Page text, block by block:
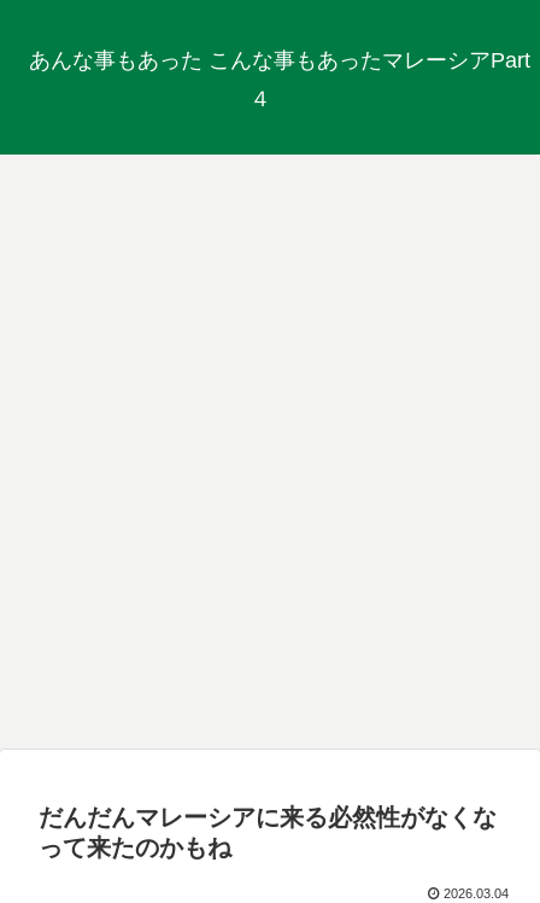
あんな事もあった こんな事もあったマレーシアPart
４
だんだんマレーシアに来る必然性がなくな
って来たのかもね
2026.03.04